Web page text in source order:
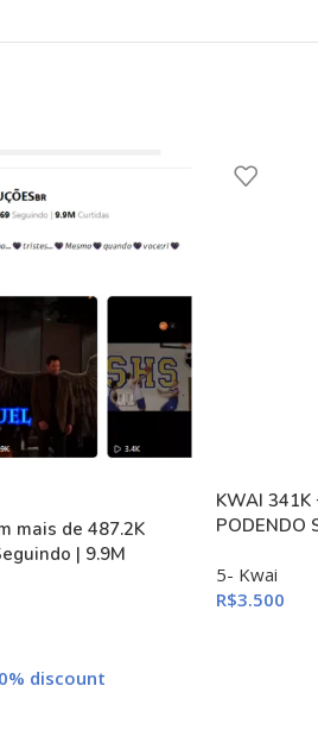
mais de 487.2K
| 9.9M
discount
KWAI 341K
PODENDO
5- Kwai
R$3.500